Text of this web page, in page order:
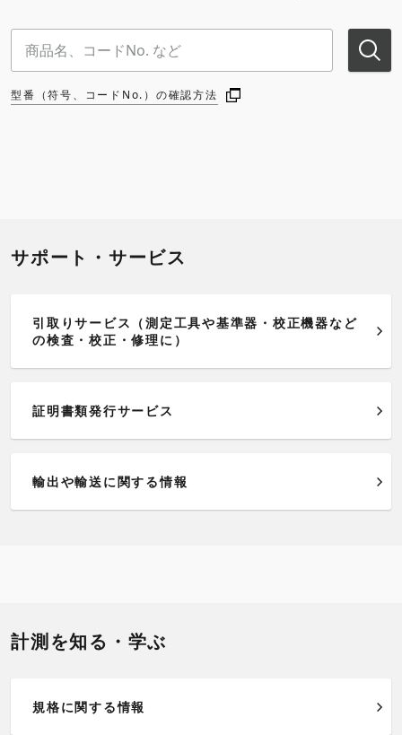
型番（符号、コードNo.）の確認方法
サポート・サービス
引取りサービス（測定工具や基準器・校正機器など
の検査・校正・修理に）
証明書類発行サービス
輸出や輸送に関する情報
計測を知る・学ぶ
規格に関する情報